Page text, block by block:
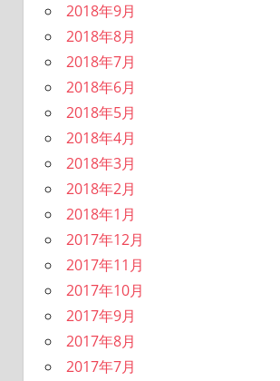
2018年9月
2018年8月
2018年7月
2018年6月
2018年5月
2018年4月
2018年3月
2018年2月
2018年1月
2017年12月
2017年11月
2017年10月
2017年9月
2017年8月
2017年7月